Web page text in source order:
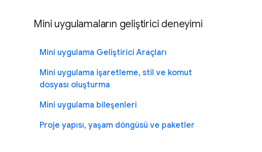
Mini uygulamaların geliştirici deneyimi
Mini uygulama Geliştirici Araçları
Mini uygulama işaretleme, stil ve komut
dosyası oluşturma
Mini uygulama bileşenleri
Proje yapısı, yaşam döngüsü ve paketler